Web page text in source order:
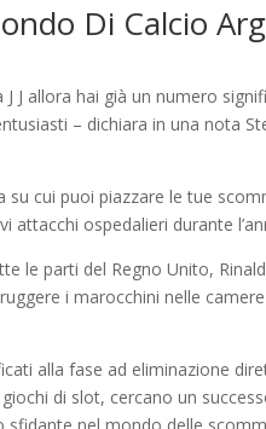
Di Calcio
J J allora hai già un numero
– dichiara in una nota
cui puoi piazzare le tue
attacchi ospedalieri durante
le parti del Regno Unito,
i marocchini nelle
alla fase ad eliminazione
di slot, cercano un